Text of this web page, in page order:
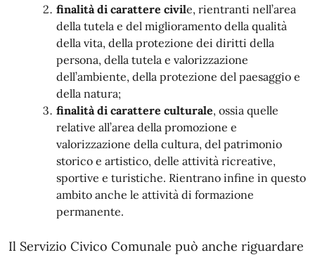
finalità di carattere civile, rientranti nell’area
della tutela e del miglioramento della qualità
della vita, della protezione dei diritti della
persona, della tutela e valorizzazione
dell’ambiente, della protezione del paesaggio e
della natura;
finalità di carattere culturale, ossia quelle
relative all’area della promozione e
valorizzazione della cultura, del patrimonio
storico e artistico, delle attività ricreative,
sportive e turistiche. Rientrano infine in questo
ambito anche le attività di formazione
permanente.
Il Servizio Civico Comunale può anche riguardare